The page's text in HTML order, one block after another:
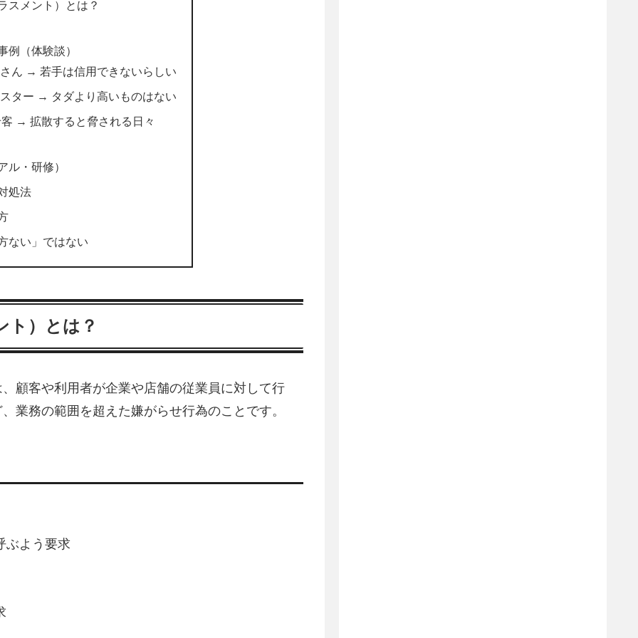
スメント）とは？
例（体験談）
ん → 若手は信用できないらしい
ター → タダより高いものはない
→ 拡散すると脅される日々
ル・研修）
処法
ない」ではない
ト）とは？
顧客や利用者が企業や店舗の従業員に対して行
業務の範囲を超えた嫌がらせ行為のことです。
ぶよう要求